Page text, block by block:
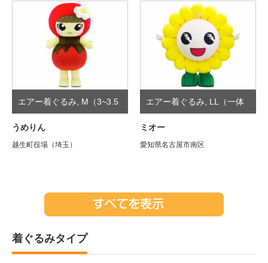
エアー着ぐるみ M（3~3.5
頭身）
うめりん
越生町役場（埼玉）
エアー着ぐるみ LL（一体
型）
ミオー
愛知県名古屋市南区
着ぐるみタイプ